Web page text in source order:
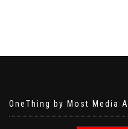
OneThing by Most Media